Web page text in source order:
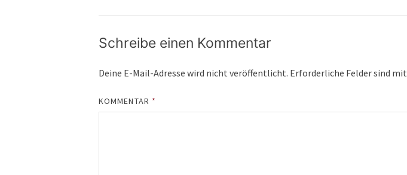
Schreibe einen Kommentar
Deine E-Mail-Adresse wird nicht veröffentlicht. Erforderliche Felder sind mit
KOMMENTAR *